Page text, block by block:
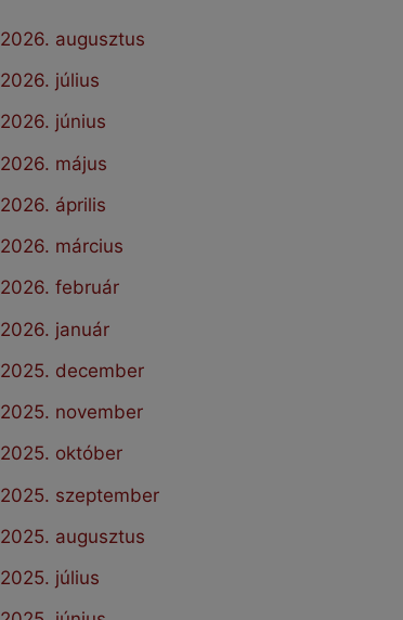
2026. augusztus
2026. július
2026. június
2026. május
2026. április
2026. március
2026. február
2026. január
2025. december
2025. november
2025. október
2025. szeptember
2025. augusztus
2025. július